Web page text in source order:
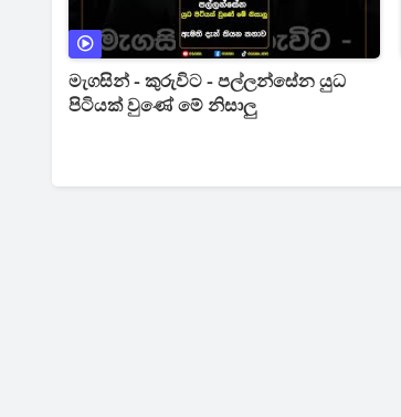
මැගසින් - කුරුවිට - පල්ලන්සේන යුධ
පිටියක් වුණේ මේ නිසාලු